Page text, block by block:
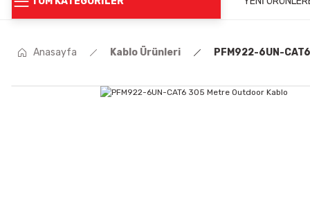
Anasayfa Kablo Ürünleri PFM922-6UN-